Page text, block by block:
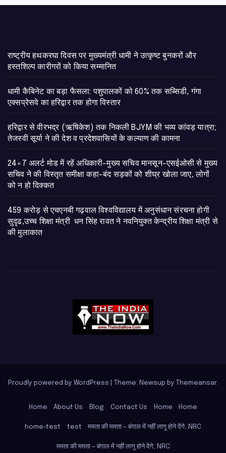
राष्ट्रीय हथकरघा दिवस पर मुख्यमंत्री धामी ने उत्कृष्ट बुनकरों और
हस्तशिल्प कारीगरों को किया सम्मानित
​धामी कैबिनेट का बड़ा फैसला: पशुपालकों को 60% तक सब्सिडी, गंगा
एक्सप्रेसवे का हरिद्वार तक होगा विस्तार
​हरिद्वार से वीरभद्र (ऋषिकेश) तक निकली BJYM की भव्य कांवड़ यात्रा;
तेजस्वी सूर्या ने की देश व प्रदेशवासियों के कल्याण की कामना
24×7 अलर्ट मोड में रहें अधिकारी-मुख्य सचिव मानसून-एसईओसी से मुख्य
सचिव ने की विस्तृत समीक्षा कहा-बंद सड़कों को शीघ्र खोला जाए, लोगों
को न हो दिक्कत
459 करोड़ से एचएनबी गढ़वाल विश्वविद्यालय में अनुसंधान संरचना होगी
सुदृढ,उच्च शिक्षा मंत्री धन सिंह रावत ने नवनियुक्त केन्द्रीय शिक्षा मंत्री से
की मुलाकात
Proudly powered by WordPress Theme: Newsup by Themeansar.
Home About Us Blog Contact Us Home Home
home-test test ममता की ममता – बंगाल में नहीं लागू होने देंगे, NRC
ममता की ममता – बंगाल में नहीं लागू होने देंगे, NRC